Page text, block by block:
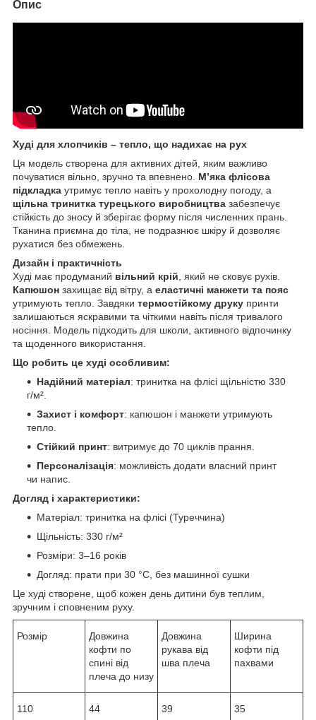
Опис
Худі для хлопчиків – тепло, що надихає на рух
Ця модель створена для активних дітей, яким важливо
почуватися вільно, зручно та впевнено. М’яка флісова
підкладка утримує тепло навіть у прохолодну погоду, а
щільна тринитка турецького виробництва забезпечує
стійкість до зносу й зберігає форму після численних прань.
Тканина приємна до тіла, не подразнює шкіру й дозволяє
рухатися без обмежень.
Дизайн і практичність
Худі має продуманий вільний крій , який не сковує рухів.
Капюшон захищає від вітру, а еластичні манжети та пояс
утримують тепло. Завдяки термостійкому друку принти
залишаються яскравими та чіткими навіть після тривалого
носіння. Модель підходить для школи, активного відпочинку
та щоденного використання.
Що робить це худі особливим:
Надійний матеріал: тринитка на флісі щільністю 330
г/м².
Захист і комфорт: капюшон і манжети утримують
тепло.
Стійкий принт: витримує до 70 циклів прання.
Персоналізація: можливість додати власний принт
чи напис.
Догляд і характеристики:
Матеріал: тринитка на флісі (Туреччина)
Щільність: 330 г/м²
Розміри: 3–16 років
Догляд: прати при 30 °C, без машинної сушки
Це худі створене, щоб кожен день дитини був теплим,
зручним і сповненим руху.
Розмір
Довжина
кофти по
спині від
плеча до низу
Довжина
рукава від
шва плеча
Ширина
кофти під
пахвами
110 44 39 35